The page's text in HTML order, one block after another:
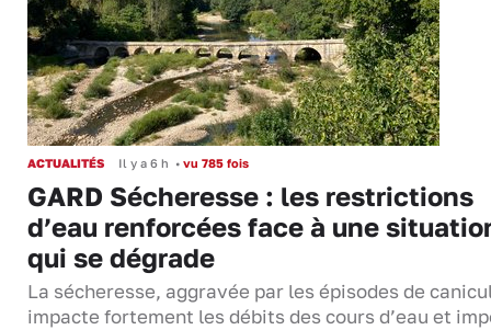
ACTUALITÉS Il y a 6 h • vu 785 fois
GARD Sécheresse : les restrictions
d’eau renforcées face à une
qui se dégrade
La sécheresse, aggravée par les épisodes de
impacte fortement les débits des cours d’eau et